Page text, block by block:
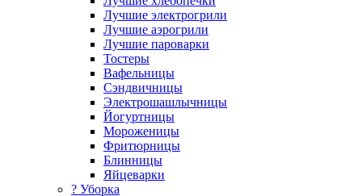
Лучшие электрогрили
Лучшие аэрогрили
Лучшие пароварки
Тостеры
Вафельницы
Сэндвичницы
Электрошашлычницы
Йогуртницы
Мороженицы
Фритюрницы
Блинницы
Яйцеварки
? Уборка